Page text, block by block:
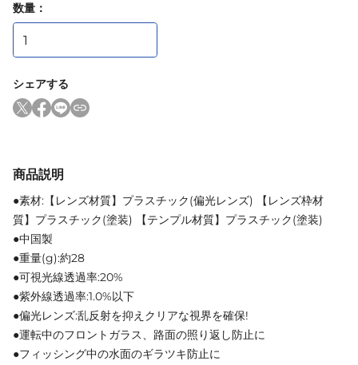
数量：
シェアする
商品説明
●素材:【レンズ材質】プラスチック(偏光レンズ) 【レンズ枠材
質】プラスチック(塗装) 【テンプル材質】プラスチック(塗装)
●中国製
●重量(g):約28
●可視光線透過率:20%
●紫外線透過率:1.0%以下
●偏光レンズ:乱反射を抑えクリアな視界を確保!
●運転中のフロントガラス、路面の照り返し防止に
●フィッシング中の水面のギラツキ防止に